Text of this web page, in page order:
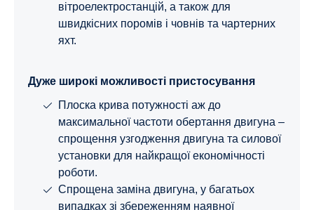
вітроелектростанцій, а також для
швидкісних поромів і човнів та чартерних
яхт.
Дуже широкі можливості пристосування
Плоска крива потужності аж до
максимальної частоти обертання двигуна –
спрощення узгодження двигуна та силової
установки для найкращої економічності
роботи.
Спрощена заміна двигуна, у багатьох
випадках зі збереженням наявної